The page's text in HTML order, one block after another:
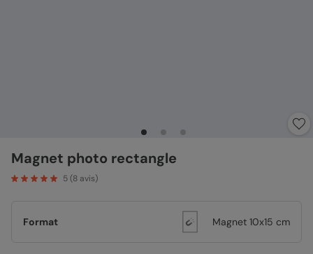
Magnet photo rectangle
5(8 avis)
Format Magnet 10x15 cm